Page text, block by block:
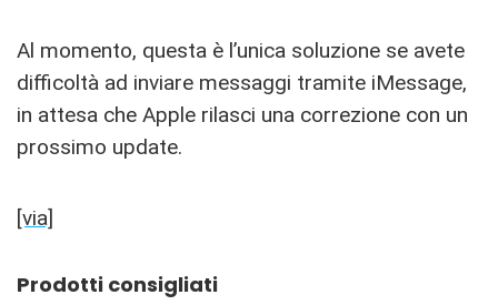
Al momento, questa è l’unica soluzione se avete
difficoltà ad inviare messaggi tramite iMessage,
in attesa che Apple rilasci una correzione con un
prossimo update.
[via]
Prodotti consigliati